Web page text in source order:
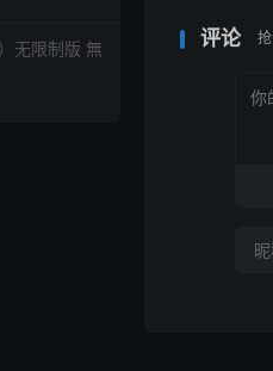
评论
无限制版 無